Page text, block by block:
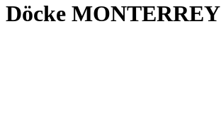
Döсkе MONTERREY